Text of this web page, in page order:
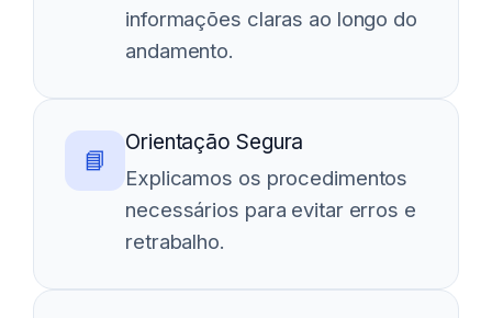
informações claras ao longo do
andamento.
📘
Orientação Segura
Explicamos os procedimentos
necessários para evitar erros e
retrabalho.